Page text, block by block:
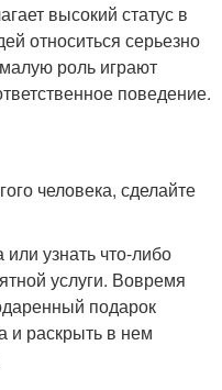
высокий статус в
относиться серьезно
роль играют
поведение.
человека, сделайте
узнать что-либо
услуги. Вовремя
подарок
и раскрыть в нем